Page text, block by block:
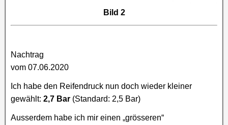
Bild 2
Nachtrag
vom 07.06.2020
Ich habe den Reifendruck nun doch wieder kleiner
gewählt: 2,7 Bar (Standard: 2,5 Bar)
Ausserdem habe ich mir einen „grösseren“